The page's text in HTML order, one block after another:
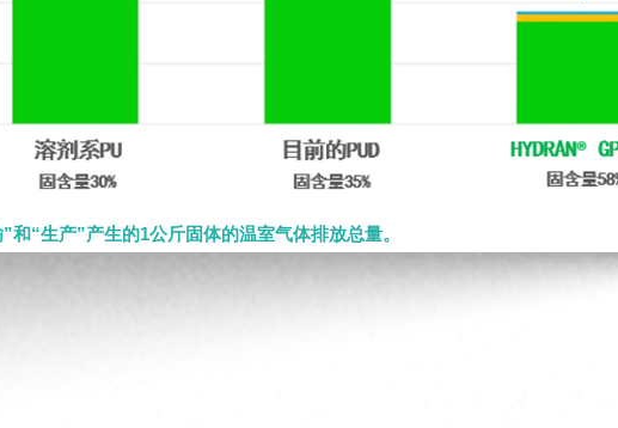
和“生产”产生的1公斤固体的温室气体排放总量。